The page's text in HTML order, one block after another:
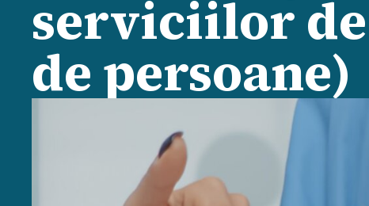
serviciilor de
de persoane)